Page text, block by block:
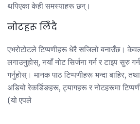
थपिएका केही समस्याहरू छन्।
नोटहरू लिँदै
एभरोटोटले टिप्पणीहरू धेरै सजिलो बनाउँछ।
लगाउनुहोस्, नयाँ नोट सिर्जना गर्न र टाइप सुरु
गर्नुहोस्। मानक पाठ टिप्पणीहरू भन्दा बाहिर,
अडियो रेकर्डिङहरू, ट्यागहरू र नोटहरूमा
(यो एपले